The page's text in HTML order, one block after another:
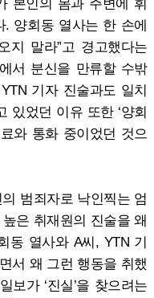
양회동 열사는 한 손에
지 말라”고 경고했다는
서 분신을 만류할 수밖
기자 진술과도 일치
있었던 이유 또한 ‘양회
와 통화 중이었던 것으
범죄자로 낙인찍는 엄
은 취재원의 진술을 왜
동 열사와 A씨, YTN 기
서 왜 그런 행동을 취했
보가 ‘진실’을 찾으려는